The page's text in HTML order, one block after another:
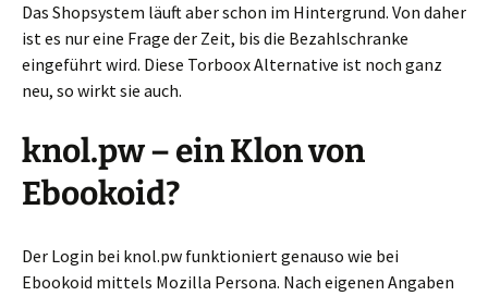
Das Shopsystem läuft aber schon im Hintergrund. Von daher
ist es nur eine Frage der Zeit, bis die Bezahlschranke
eingeführt wird. Diese Torboox Alternative ist noch ganz
neu, so wirkt sie auch.
knol.pw – ein Klon von
Ebookoid?
Der Login bei knol.pw funktioniert genauso wie bei
Ebookoid mittels Mozilla Persona. Nach eigenen Angaben